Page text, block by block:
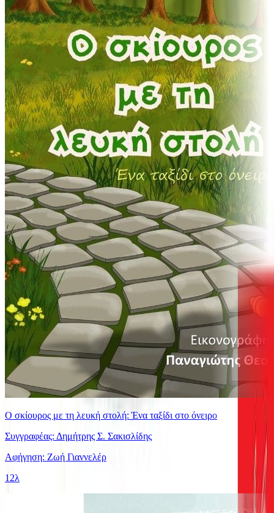
Ο σκίουρος με τη λευκή στολή: Ένα ταξίδι στο όνειρο
Συγγραφέας: Δημήτρης Σ. Σακισλίδης
Αφήγηση: Ζωή Γιαννελέρ
12λ